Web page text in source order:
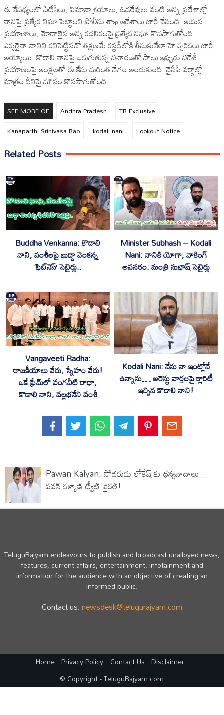
ఈ నేపథ్యంలో ఏటీసీలు, విమానాశ్రయాలు, ఓడరేవులు వంటి అన్ని ప్రదేశాల్లో
నానిపై ప్రత్యేక నిఘా పెట్టాలని పోలీసు శాఖ ఆదేశాలు జారీ చేసింది. ఆయన
ప్రయాణాలు, మోదాలైన అన్ని కదలికలపై ప్రత్యేక నిఘా కొనసాగుతోంది.
ఎక్కడైనా నానిని కనిపెట్టినచో తక్షణమే కస్టడీలోకి తీసుకునేలా హెచ్చరికలు జారీ
అయ్యాయి. కొడాలి నానిపై జరుగుతున్న విచారణతో పాటు ఇప్పుడు విదేశీ
ప్రయాణంపై ఆంక్షలతో ఈ కేసు మరింత వేగం అందుకుంది. వైసీపీ వర్గాల్లో
మాత్రం దీనిపై మౌనం కొనసాగుతోంది.
SEE MORE OF Andhra Pradesh
TR Exclusive
Kanaparthi Srinivasa Rao
kodali nani Lookout Notice
Related Posts
Buddha Venkanna: కొడాలి
నాని, వంశీలపై బుద్దా వెంకన్న
‘ఫిట్‌నెస్’ సెటైర్లు..
Minister Subhash – Kodali
Nani: నానికి యోగా, వాకింగ్
అవసరం: మంత్రి సుభాష్ సెటైర్లు
Vangaveeti Radha:
రాజకీయాలు వేరు, స్నేహం వేరు!
ఒకే ఫ్రేమ్‌లో వంగవీటి రాధా,
కొడాలి నాని, వల్లభనేని వంశీ
Kodali Nani: నేను నా ఇంట్లోనే
ఉన్నాను… అరెస్టు వార్తలపై క్లారిటీ
ఇచ్చిన కొడాలి నాని!
Pawan Kalyan: సోదరుడు లోకేష్ కు ధన్యవాదాలు…
పవన్ కళ్యాణ్ ట్వీట్ వైరల్!
TeluguRajyam endeavours to publish and broadcast unalloyed news,
features, current affairs, entertainment, infotainment and
information for the audience with an objective of creating an
informed public.
Contact us:newsdesk@telugurajyam.com
Home Privacy Policy Contact Us Disclaimer
© Copyright - TeluguRajyam.com